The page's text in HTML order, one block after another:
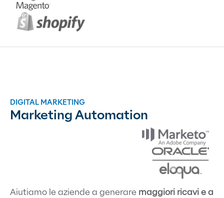
DIGITAL MARKETING
Marketing Automation
Aiutiamo le aziende a generare maggiori ricavi e a